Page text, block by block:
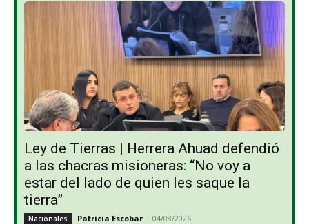
Ley de Tierras | Herrera Ahuad defendió
a las chacras misioneras: “No voy a
estar del lado de quien les saque la
tierra”
Nacionales Patricia Escobar - 04/08/2026